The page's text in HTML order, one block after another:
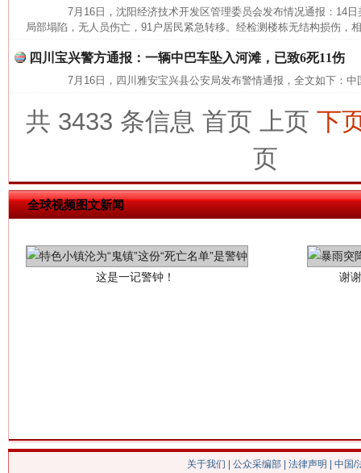
7月16日，沈阳经济技术开发区管理委员会发布情况通报：14日
局部塌陷，无人员伤亡，91户居民紧急转移。经检测楼栋无结构损伤，
四川宝兴警方通报：一辆中巴车坠入河滩，已致6死11伤
7月16日，四川雅安宝兴县公安局发布警情通报，全文如下：中
共 3433 条信息 首页 上页 下
页
全球视频图文新闻
网上购药对药下症？
这是一记警钟！ 谢
在谋一域中谋全局
关于我们 公众采编部 法律声明 | 中国